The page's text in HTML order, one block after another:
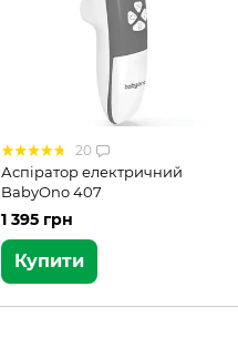
20
Аспіратор електричний
BabyOno 407
1 395 грн
Купити